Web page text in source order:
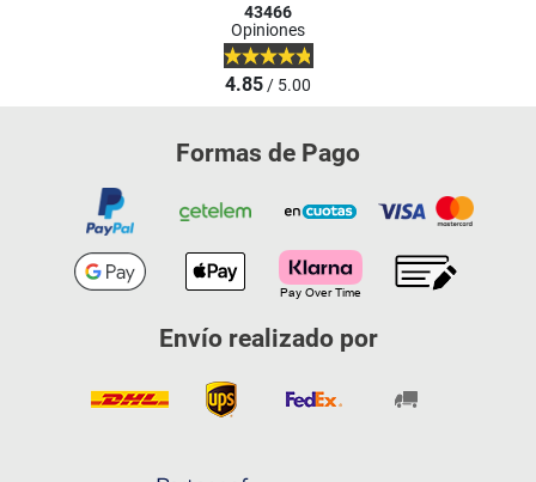
43466
Opiniones
4.85/ 5.00
Formas de Pago
Envío realizado por